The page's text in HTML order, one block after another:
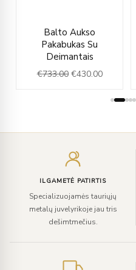
Balto Aukso
Pakabukas Su
Deimantais
€733.00
price
was:
€733.00.
€430.00
ILGAMETĖ PATIRTIS
Specializuojamės tauriųjų
metalų juvelyrikoje jau tris
dešimtmečius.